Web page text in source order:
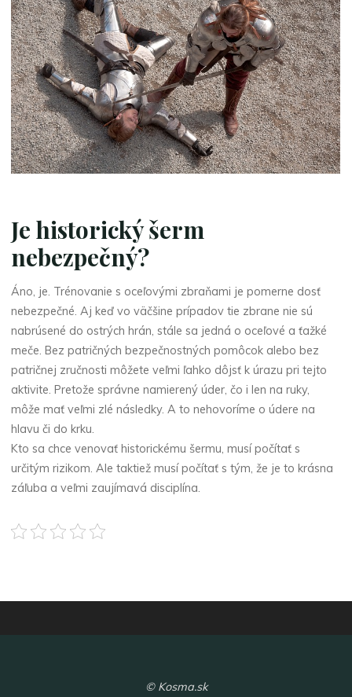
Je historický šerm
nebezpečný?
Áno, je. Trénovanie s oceľovými zbraňami je pomerne dosť
nebezpečné. Aj keď vo väčšine prípadov tie zbrane nie sú
nabrúsené do ostrých hrán, stále sa jedná o oceľové a ťažké
meče. Bez patričných bezpečnostných pomôcok alebo bez
patričnej zručnosti môžete veľmi ľahko dôjsť k úrazu pri tejto
aktivite. Pretože správne namierený úder, čo i len na ruky,
môže mať veľmi zlé následky. A to nehovoríme o údere na
hlavu či do krku.
Kto sa chce venovať historickému šermu, musí počítať s
určitým rizikom. Ale taktiež musí počítať s tým, že je to krásna
záľuba a veľmi zaujímavá disciplína.
© Kosma.sk